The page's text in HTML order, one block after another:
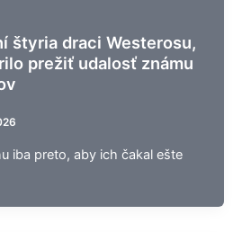
štyria draci Westerosu,
prežiť udalosť známu
iba preto, aby ich čakal ešte